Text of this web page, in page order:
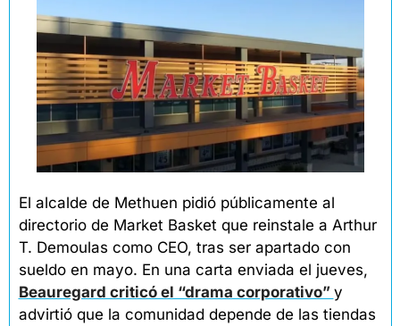
El alcalde de Methuen pidió públicamente al
directorio de Market Basket que reinstale a Arthur
T. Demoulas como CEO, tras ser apartado con
Beauregard criticó el “drama corporativo” y
advirtió que la comunidad depende de las tiendas